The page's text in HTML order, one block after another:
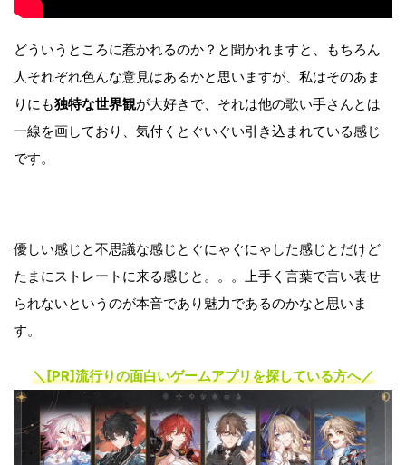
どういうところに惹かれるのか？と聞かれますと、もちろん
人それぞれ色んな意見はあるかと思いますが、私はそのあま
りにも独特な世界観が大好きで、それは他の歌い手さんとは
一線を画しており、気付くとぐいぐい引き込まれている感じ
です。
優しい感じと不思議な感じとぐにゃぐにゃした感じとだけど
たまにストレートに来る感じと。。。上手く言葉で言い表せ
られないというのが本音であり魅力であるのかなと思いま
す。
＼[PR]流行りの面白いゲームアプリを探している方へ／